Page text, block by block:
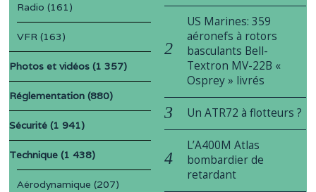
Radio (161)
VFR (163)
Photos et vidéos (1 357)
Réglementation (880)
Sécurité (1 941)
Technique (1 438)
Aérodynamique (207)
US Marines: 359
aéronefs à rotors
basculants Bell-
Textron MV-22B «
Osprey » livrés
Un ATR72 à flotteurs ?
L’A400M Atlas
bombardier de
retardant